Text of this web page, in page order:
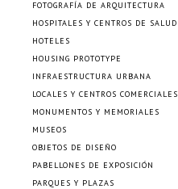
FOTOGRAFÍA DE ARQUITECTURA
HOSPITALES Y CENTROS DE SALUD
HOTELES
HOUSING PROTOTYPE
INFRAESTRUCTURA URBANA
LOCALES Y CENTROS COMERCIALES
MONUMENTOS Y MEMORIALES
MUSEOS
OBJETOS DE DISEÑO
PABELLONES DE EXPOSICIÓN
PARQUES Y PLAZAS